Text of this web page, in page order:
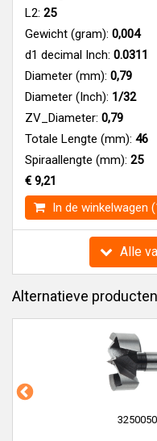
L2: 25
Gewicht (gram): 0,004
d1 decimal Inch: 0.0311
Diameter (mm): 0,79
Diameter (Inch): 1/32
ZV_Diameter: 0,79
Totale Lengte (mm): 46
Spiraallengte (mm): 25
€ 9,21
In de winkelwagen
Alle
Alternatieve producten